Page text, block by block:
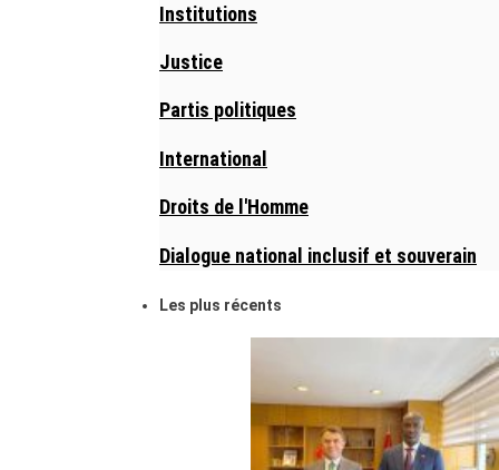
Institutions
Justice
Partis politiques
International
Droits de l'Homme
Dialogue national inclusif et souverain
Les plus récents